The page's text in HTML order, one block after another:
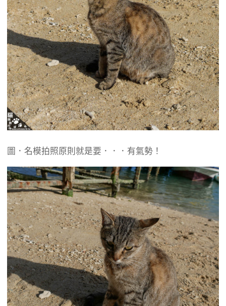
圖．名模拍照原則就是要．．．有氣勢！